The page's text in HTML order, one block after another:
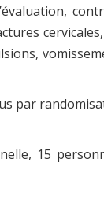
par
15